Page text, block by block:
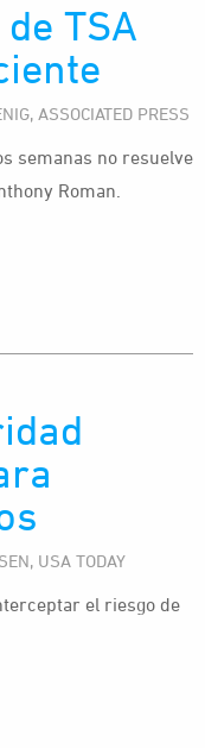
TSA
ASSOCIATED PRESS
semanas no resuelve
Roman.
USA TODAY
el riesgo de